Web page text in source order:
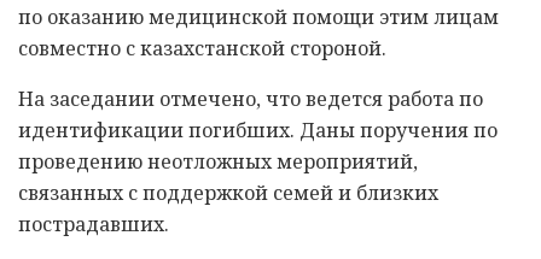
по оказанию медицинской помощи этим лицам
совместно с казахстанской стороной.
На заседании отмечено, что ведется работа по
идентификации погибших. Даны поручения по
проведению неотложных мероприятий,
связанных с поддержкой семей и близких
пострадавших.